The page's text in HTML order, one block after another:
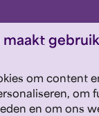
om content
om
en om ons
en
steun ons!